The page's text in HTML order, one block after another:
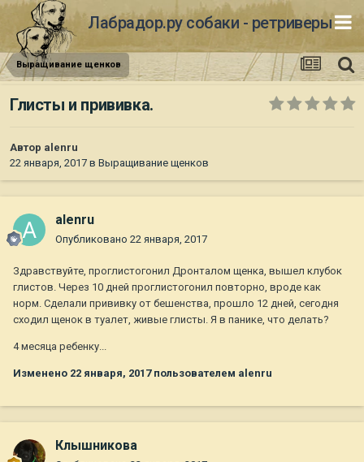
Лабрадор.ру собаки - ретриверы
Выращивание щенков
Глисты и прививка.
Автор alenru
22 января, 2017 в Выращивание щенков
alenru
Опубликовано 22 января, 2017
Здравствуйте, проглистогонил Дронталом щенка, вышел клубок
глистов. Через 10 дней проглистогонил повторно, вроде как
норм. Сделали прививку от бешенства, прошло 12 дней, сегодня
сходил щенок в туалет, живые глисты. Я в панике, что делать?
4 месяца ребенку...
Изменено 22 января, 2017пользователем alenru
Клышникова